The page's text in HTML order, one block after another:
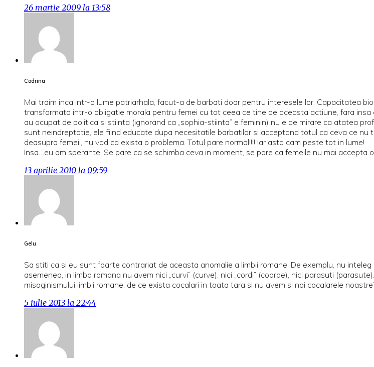
26 martie 2009 la 13:58
Codrina
Mai traim inca intr-o lume patriarhala, facut-a de barbati doar pentru interesele lor. Capacitatea
transformata intr-o obligatie morala pentru femei cu tot ceea ce tine de aceasta actiune, fara
au ocupat de politica si stiinta (ignorand ca „sophia-stiinta” e feminin) nu e de mirare ca atatea
sunt neindreptatie, ele fiind educate dupa necesitatile barbatilor si acceptand totul ca ceva ce nu
deasupra femeii, nu vad ca exista o problema. Totul pare normal!!!! Iar asta cam peste tot in lume!
Insa…eu am sperante. Se pare ca se schimba ceva in moment, se pare ca femeile nu mai accepta
13 aprilie 2010 la 09:59
Gelu
Sa stiti ca si eu sunt foarte contrariat de aceasta anomalie a limbii romane. De exemplu, nu
asemenea, in limba romana nu avem nici „curvi” (curve), nici „cordi” (coarde), nici parasuti
misoginismului limbii romane: de ce exista cocalari in toata tara si nu avem si noi cocalarele
5 iulie 2013 la 22:44